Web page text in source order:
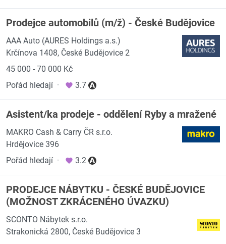
Prodejce automobilů (m/ž) - České Budějovice
AAA Auto (AURES Holdings a.s.)
Krčínova 1408, České Budějovice 2
45 000 - 70 000 Kč
Pořád hledají · 3.7
Asistent/ka prodeje - oddělení Ryby a mražené
MAKRO Cash & Carry ČR s.r.o.
Hrdějovice 396
Pořád hledají · 3.2
PRODEJCE NÁBYTKU - ČESKÉ BUDĚJOVICE
(MOŽNOST ZKRÁCENÉHO ÚVAZKU)
SCONTO Nábytek s.r.o.
Strakonická 2800, České Budějovice 3